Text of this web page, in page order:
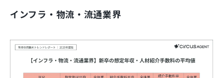
インフラ・物流・流通業界